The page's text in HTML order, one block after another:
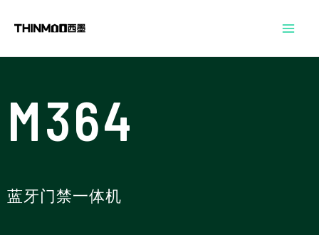
内
M364
蓝牙门禁一体机